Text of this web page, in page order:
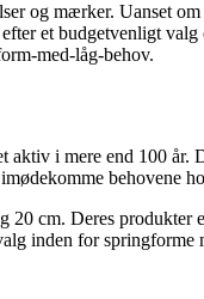
og mærker. Uanset
et budgetvenligt
med-låg-behov.
i mere end 100
behovene
20 cm. Deres
inden for